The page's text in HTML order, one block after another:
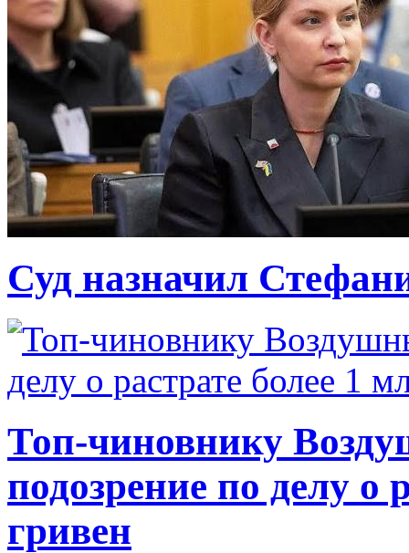
Суд назначил
Топ-чиновнику
подозрение по делу о
гривен